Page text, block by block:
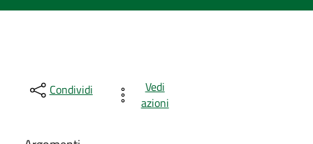
Condividi
Vedi
azioni